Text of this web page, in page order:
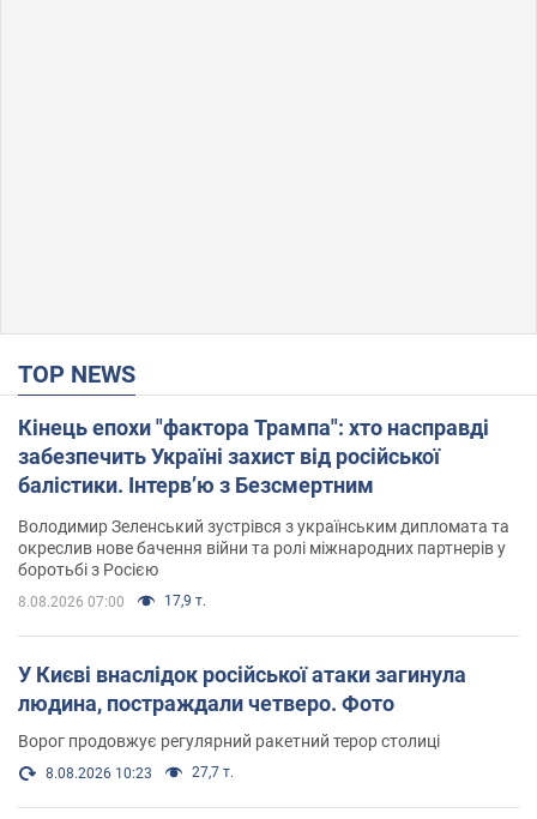
TOP NEWS
Кінець епохи "фактора Трампа": хто насправді
забезпечить Україні захист від російської
балістики. Інтерв’ю з Безсмертним
Володимир Зеленський зустрівся з українським дипломата та
окреслив нове бачення війни та ролі міжнародних партнерів у
боротьбі з Росією
8.08.2026 07:00 17,9 т.
У Києві внаслідок російської атаки загинула
людина, постраждали четверо. Фото
Ворог продовжує регулярний ракетний терор столиці
8.08.2026 10:23 27,7 т.